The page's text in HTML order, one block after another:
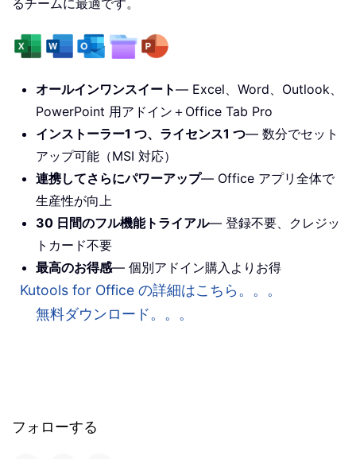
オールインワンスイート— Excel、Word、Outlook、
PowerPoint 用アドイン＋Office Tab Pro
インストーラー1 つ、ライセンス1 つ— 数分でセット
アップ可能（MSI 対応）
連携してさらにパワーアップ— Office アプリ全体で
生産性が向上
30 日間のフル機能トライアル— 登録不要、クレジッ
トカード不要
最高のお得感— 個別アドイン購入よりお得
Kutools for Office の詳細はこちら。。。
無料ダウンロード。。。
フォローする